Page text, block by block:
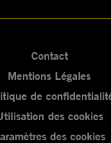
Contact
Mentions Légales
de
des cookies
des cookies